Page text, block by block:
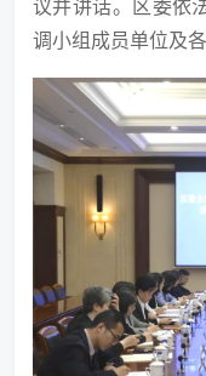
议并讲话。区委依
调小组成员单位及